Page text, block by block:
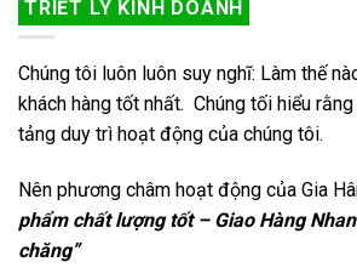
TRIẾT LÝ KINH DOANH
Chúng tôi luôn luôn suy nghĩ: Làm thế
khách hàng tốt nhất. Chúng tối hiểu rằng
tảng duy trì hoạt động của chúng tôi.
Nên phương châm hoạt động của Gia
phẩm chất lượng tốt – Giao Hàng
chăng”